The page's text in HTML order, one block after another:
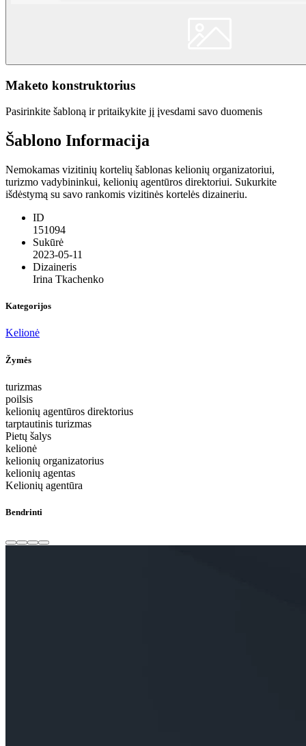
Maketo konstruktorius
Pasirinkite šabloną ir pritaikykite jį įvesdami savo duomenis
Šablono Informacija
Nemokamas vizitinių kortelių šablonas kelionių organizatoriui,
turizmo vadybininkui, kelionių agentūros direktoriui. Sukurkite
išdėstymą su savo rankomis vizitinės kortelės dizaineriu.
ID
151094
Sukūrė
2023-05-11
Dizaineris
Irina Tkachenko
Kategorijos
Kelionė
Žymės
turizmas
poilsis
kelionių agentūros direktorius
tarptautinis turizmas
Pietų šalys
kelionė
kelionių organizatorius
kelionių agentas
Kelionių agentūra
Bendrinti